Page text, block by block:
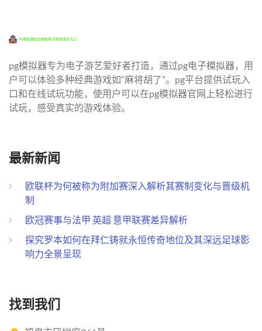
pg模拟器专为电子游艺爱好者打造，通过pg电子模拟器，用
户可以体验多种经典游戏如“麻将胡了”。pg平台提供试玩入
口和在线试玩功能，使用户可以在pg模拟器官网上轻松进行
试玩，感受真实的游戏体验。
最新新闻
欧联杯为何被称为附加赛深入解析其赛制变化与晋级机
制
欧冠赛事与法甲 英超 意甲联赛差异解析
探究罗本如何在拜仁铸就永恒传奇地位及其深远足球影
响力全景呈现
找到我们